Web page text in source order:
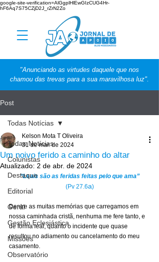
google-site-verification=AlGgplHlEwGIzCUG4Hr-
hF6Aq7S75CZjD2J_rZrN2Zo
"Anunciando as virtudes daquele que nos
chamou das trevas para a sua maravilhosa luz".
Post
Todas Notícias
Colunistas
Destaque
Editorial
Geral
Gestão Eclesiástica
Missões
Observatório
Todas Notícias
Um noivo ferido a caminho do altar
Kelson Mota T Oliveira
31 de mar. de 2024
Atualizado: 2 de abr. de 2024
“Leais são as feridas feitas pelo que ama”
(Pv 27.6a)
Dentre as muitas memórias que carregamos em
nossa caminhada cristã, nenhuma me fere tanto, e
de forma leal, quanto o incidente que quase
resultou no adiamento ou cancelamento do meu
casamento.